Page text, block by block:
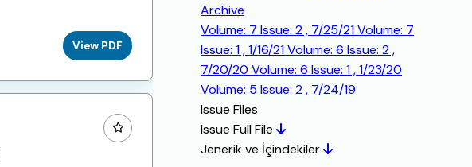
View PDF
Archive
Volume: 7 Issue: 2 , 7/25/21Volume: 7
Issue: 1 , 1/16/21Volume: 6 Issue: 2 ,
7/20/20 Volume: 6 Issue: 1 , 1/23/20
Volume: 5 Issue: 2 , 7/24/19
Issue Files
Issue Full File
Jenerik ve İçindekiler